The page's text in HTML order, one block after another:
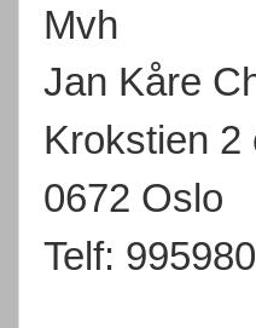
Mvh
Jan Kåre
Krokstien 2
0672 Oslo
Telf: